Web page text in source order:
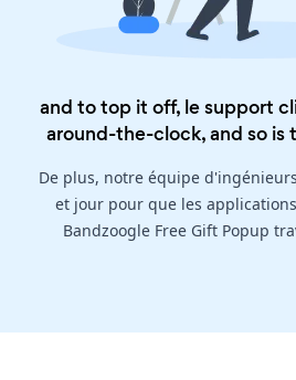
and to top it off, le support
around-the-clock, and so is
De plus, notre équipe
et jour pour que les
Bandzoogle Free Gift Popup